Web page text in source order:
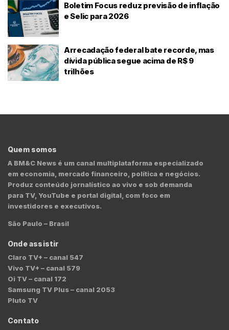
Boletim Focus reduz previsão de inflação
e Selic para 2026
Arrecadação federal bate recorde, mas
dívida pública segue acima de R$ 9
trilhões
Quem somos
A BM&C News é um canal multiplataforma especializado
em economia, mercado financeiro, política e negócios.
Produz conteúdo jornalístico ao vivo e sob demanda
para TV, YouTube e portal digital, com foco em
investidores e executivos.
São Paulo – Brasil
Onde assistir
Claro TV+ – canal 547
Vivo TV+ – canal 579
Oi TV – canal 172
Samsung TV Plus – canal 2053
Pluto TV
Contato